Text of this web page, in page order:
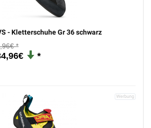
- Kletterschuhe Gr 36 schwarz